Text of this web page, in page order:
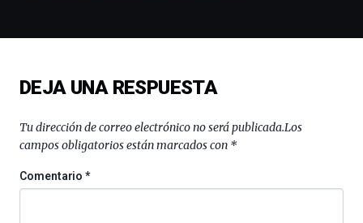
novena
Bilbo
(BZP),
un
que
DEJA UNA RESPUESTA
Tu dirección de correo electrónico no será publicada.Los
campos obligatorios están marcados con *
Comentario*